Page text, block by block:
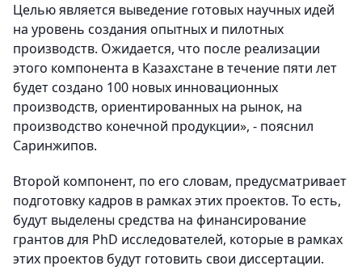
Целью является выведение готовых научных идей
на уровень создания опытных и пилотных
производств. Ожидается, что после реализации
этого компонента в Казахстане в течение пяти лет
будет создано 100 новых инновационных
производств, ориентированных на рынок, на
производство конечной продукции», - пояснил
Саринжипов.
Второй компонент, по его словам, предусматривает
подготовку кадров в рамках этих проектов. То есть,
будут выделены средства на финансирование
грантов для PhD исследователей, которые в рамках
этих проектов будут готовить свои диссертации.